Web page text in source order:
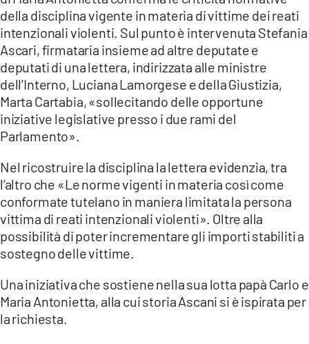
della disciplina vigente in materia di vittime dei reati
intenzionali violenti. Sul punto è intervenuta Stefania
Ascari, firmataria insieme ad altre deputate e
deputati di una lettera, indirizzata alle ministre
dell’Interno, Luciana Lamorgese e della Giustizia,
Marta Cartabia, «sollecitando delle opportune
iniziative legislative presso i due rami del
Parlamento».
Nel ricostruire la disciplina la lettera evidenzia, tra
l’altro che «Le norme vigenti in materia così come
conformate tutelano in maniera limitata la persona
vittima di reati intenzionali violenti». Oltre alla
possibilità di poter incrementare gli importi stabiliti a
sostegno delle vittime.
Una iniziativa che sostiene nella sua lotta papà Carlo e
Maria Antonietta, alla cui storia Ascani si è ispirata per
la richiesta.